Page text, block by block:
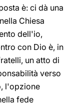
è: ci dà una
Chiesa
dell'io,
con Dio è, in
un atto di
verso
l'opzione
fede